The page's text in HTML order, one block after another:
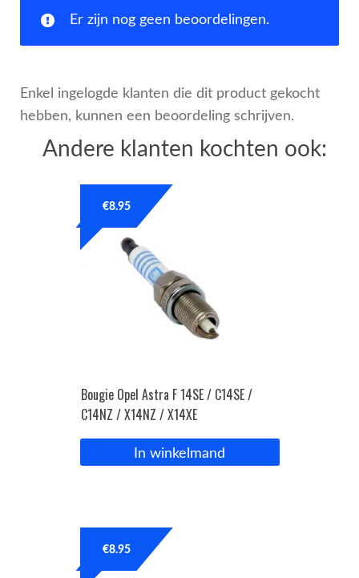
Er zijn nog geen beoordelingen.
Enkel ingelogde klanten die dit product gekocht
hebben, kunnen een beoordeling schrijven.
Andere klanten kochten ook:
Bougie Opel Astra F 14SE / C14SE /
C14NZ / X14NZ / X14XE
€8.95
In winkelmand
€8.95